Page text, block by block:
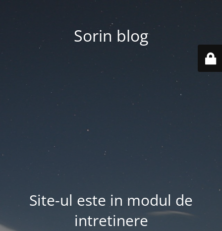
Sorin blog
Site-ul este in modul de
intretinere